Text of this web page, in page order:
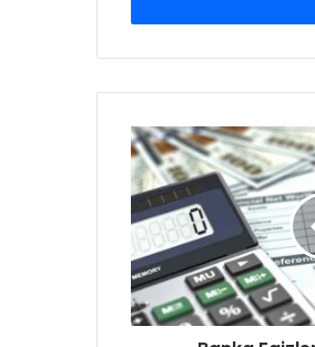
Banka
Faizleri
Konut
Kredisi